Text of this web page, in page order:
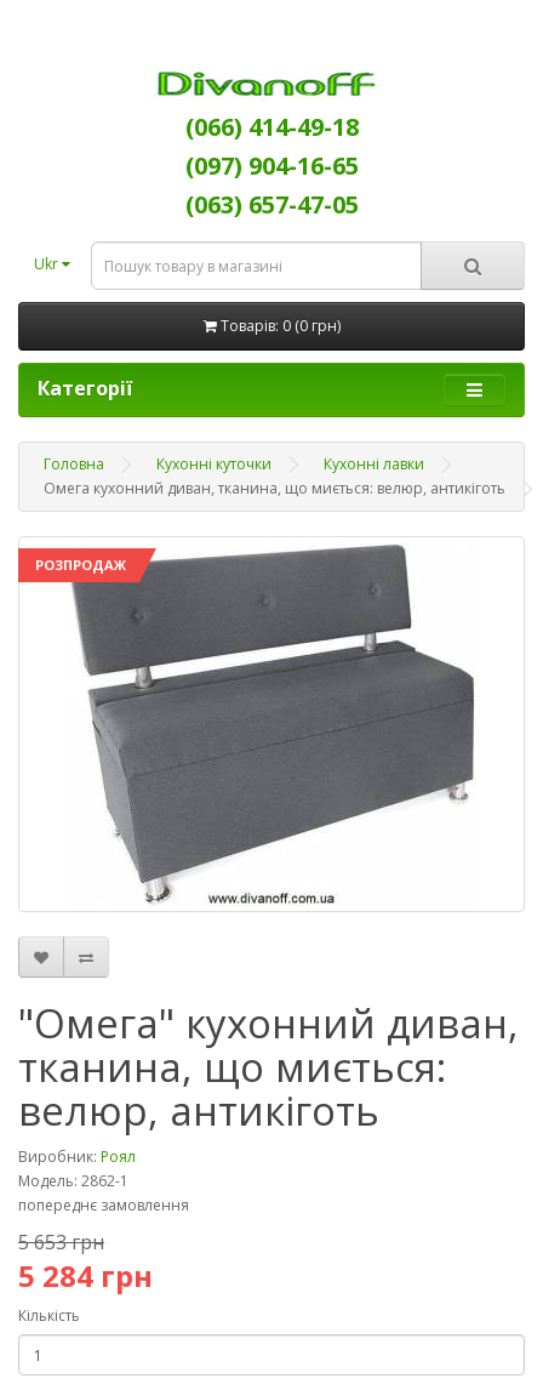
(066) 414-49-18
(097) 904-16-65
(063) 657-47-05
Ukr
Товарів: 0 (0 грн)
Категорії
Головна Кухонні куточки
Кухонні лавки
Омега кухонний диван, тканина, що миється: велюр, антикіготь
РОЗПРОДАЖ
"Омега" кухонний диван,
тканина, що миється:
велюр, антикіготь
Виробник: Роял
Модель: 2862-1
попереднє замовлення
5 653 грн
5 284 грн
Кількість